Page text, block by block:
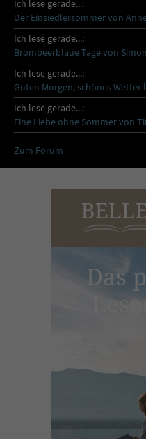
Ich lese gerade...:
Der Einsiedlersommer von
Ich lese gerade...:
Brombeerblaue Tage von
Ich lese gerade...:
Guten Morgen, schönes
Ich lese gerade...:
Eine Liebe ohne Sommer von
Zum Forum
Das